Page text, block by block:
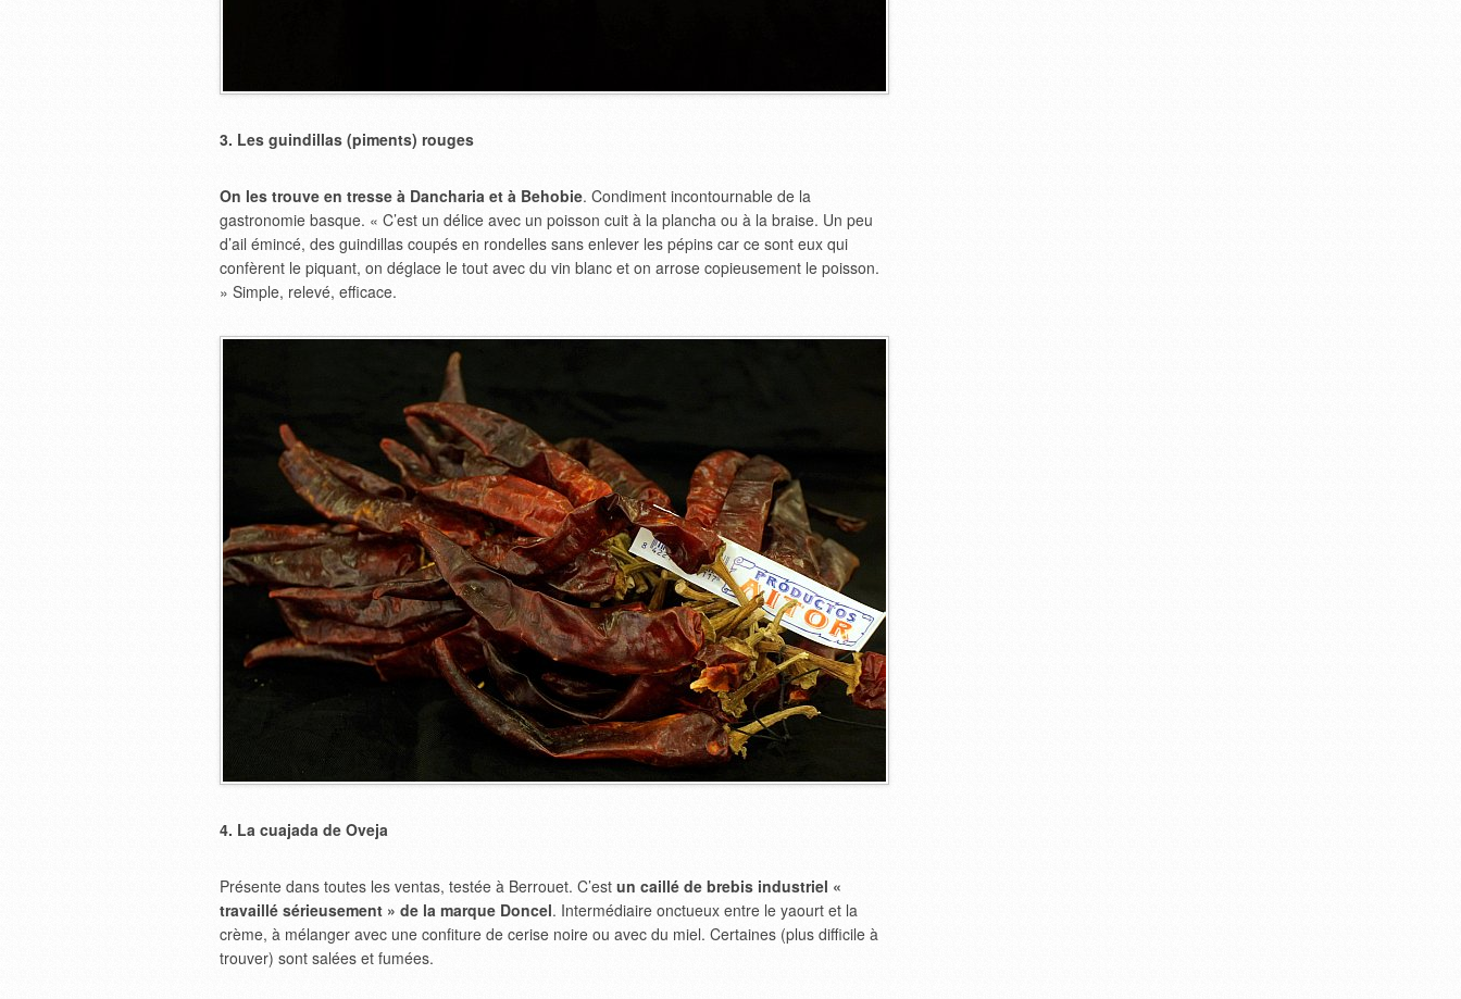
3. Les guindillas (piments) rouges
On les trouve en tresse à Dancharia et à Behobie. Condiment incontournable de la
gastronomie basque. « C’est un délice avec un poisson cuit à la plancha ou à la braise. Un peu
d’ail émincé, des guindillas coupés en rondelles sans enlever les pépins car ce sont eux qui
confèrent le piquant, on déglace le tout avec du vin blanc et on arrose copieusement le poisson.
» Simple, relevé, efficace.
4. La cuajada de Oveja
Présente dans toutes les ventas, testée à Berrouet. C’est un caillé de brebis industriel «
travaillé sérieusement » de la marque Doncel. Intermédiaire onctueux entre le yaourt et la
crème, à mélanger avec une confiture de cerise noire ou avec du miel. Certaines (plus difficile à
trouver) sont salées et fumées.